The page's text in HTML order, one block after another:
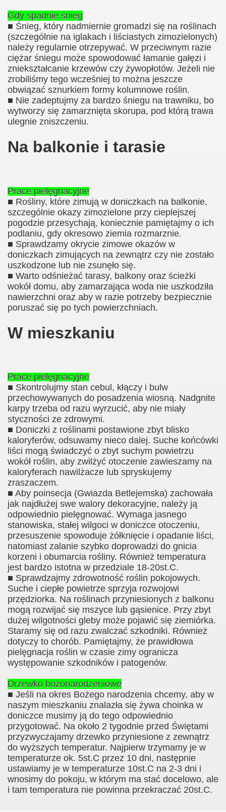
Gdy spadnie śnieg
■ Śnieg, który nadmiernie gromadzi się na roślinach
(szczególnie na iglakach i liściastych zimozielonych)
należy regularnie otrzepywać. W przeciwnym razie
ciężar śniegu może spowodować łamanie gałęzi i
zniekształcanie krzewów czy żywopłotów. Jeżeli nie
zrobiliśmy tego wcześniej to można jeszcze
obwiązać sznurkiem formy kolumnowe roślin.
■ Nie zadeptujmy za bardzo śniegu na trawniku, bo
wytworzy się zamarznięta skorupa, pod którą trawa
ulegnie zniszczeniu.
Na balkonie i tarasie
Prace pielęgnacyjne
■ Rośliny, które zimują w doniczkach na balkonie,
szczególnie okazy zimozielone przy cieplejszej
pogodzie przesychają, koniecznie pamiętajmy o ich
podlaniu, gdy okresowo ziemia rozmarznie.
■ Sprawdzamy okrycie zimowe okazów w
doniczkach zimujących na zewnątrz czy nie zostało
uszkodzone lub nie zsunęło się.
■ Warto odśnieżać tarasy, balkony oraz ścieżki
wokół domu, aby zamarzająca woda nie uszkodziła
nawierzchni oraz aby w razie potrzeby bezpiecznie
poruszać się po tych powierzchniach.
W mieszkaniu
Prace pielęgnacyjne
■ Skontrolujmy stan cebul, kłączy i bulw
przechowywanych do posadzenia wiosną. Nadgnite
karpy trzeba od razu wyrzucić, aby nie miały
styczności ze zdrowymi.
■ Doniczki z roślinami postawione zbyt blisko
kaloryferów, odsuwamy nieco dalej. Suche końcówki
liści mogą świadczyć o zbyt suchym powietrzu
wokół roślin, aby zwilżyć otoczenie zawieszamy na
kaloryferach nawilżacze lub spryskujemy
zraszaczem.
■ Aby poinsecja (Gwiazda Betlejemska) zachowała
jak najdłużej swe walory dekoracyjne, należy ją
odpowiednio pielęgnować. Wymaga jasnego
stanowiska, stałej wilgoci w doniczce otoczeniu,
przesuszenie spowoduje żółknięcie i opadanie liści,
natomiast zalanie szybko doprowadzi do gnicia
korzeni i obumarcia rośliny. Również temperatura
jest bardzo istotna w przedziale 18-20st.C.
■ Sprawdzajmy zdrowotność roślin pokojowych.
Suche i ciepłe powietrze sprzyja rozwojowi
przędziorka. Na roślinach przyniesionych z balkonu
mogą rozwijać się mszyce lub gąsienice. Przy zbyt
dużej wilgotności gleby może pojawić się ziemiórka.
Staramy się od razu zwalczać szkodniki. Również
dotyczy to chorób. Pamiętajmy, że prawidłowa
pielęgnacja roślin w czasie zimy ogranicza
występowanie szkodników i patogenów.
Drzewko bożonarodzeniowe
■ Jeśli na okres Bożego narodzenia chcemy, aby w
naszym mieszkaniu znalazła się żywa choinka w
doniczce musimy ją do tego odpowiednio
przygotować. Na około 2 tygodnie przed Świętami
przyzwyczajamy drzewko przyniesione z zewnątrz
do wyższych temperatur. Najpierw trzymamy je w
temperaturze ok. 5st.C przez 10 dni, następnie
ustawiamy je w temperaturze 10st.C na 2-3 dni i
wnosimy do pokoju, w którym ma stać docelowo, ale
i tam temperatura nie powinna przekraczać 20st.C.
działkowca